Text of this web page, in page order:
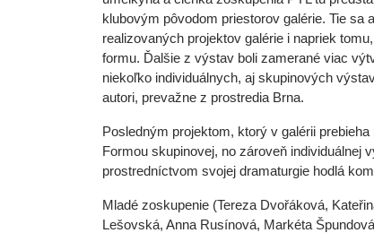
klubovým pôvodom priestorov galérie. Tie
realizovaných projektov galérie i napriek
formu. Ďalšie z výstav boli zamerané viac
niekoľko individuálnych, aj skupinových
autori, prevažne z prostredia Brna.
Posledným projektom, ktorý v galérii
Formou skupinovej, no zároveň individuálnej
prostredníctvom svojej dramaturgie hodlá
Mladé zoskupenie (Tereza Dvořáková,
Lešovská, Anna Rusínová, Markéta